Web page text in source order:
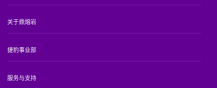
关于鼎熔岩
捷豹事业部
服务与支持